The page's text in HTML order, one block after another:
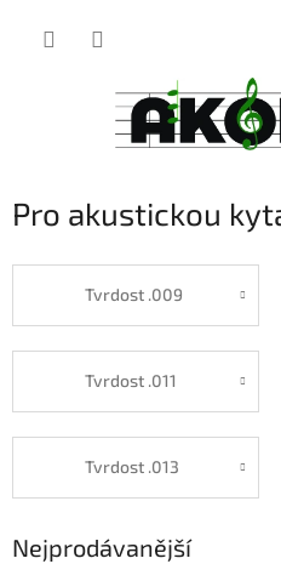
Pro akustickou
Tvrdost .009
Tvrdost .011
Tvrdost .013
Nejprodávanější